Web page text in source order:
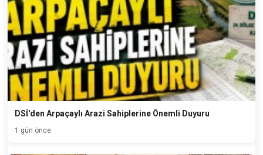
DSİ'den Arpaçaylı Arazi Sahiplerine Önemli Duyuru
1 gün önce